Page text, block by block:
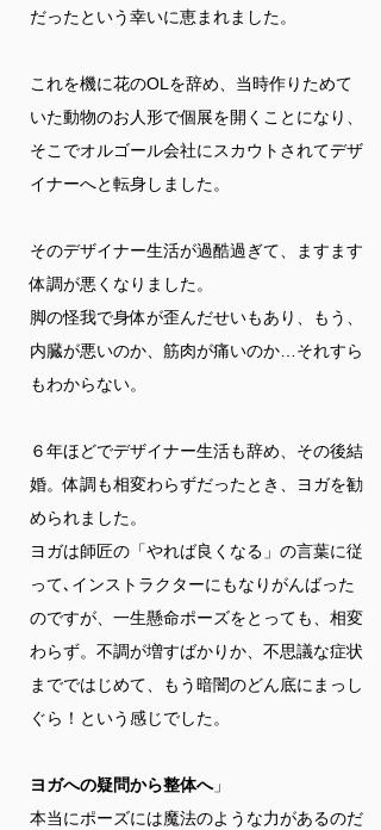
だったという幸いに恵まれました。
これを機に花のOLを辞め、当時作りためて
いた動物のお人形で個展を開くことになり、
そこでオルゴール会社にスカウトされてデザ
イナーへと転身しました。
そのデザイナー生活が過酷過ぎて、ますます
体調が悪くなりました。
脚の怪我で身体が歪んだせいもあり、もう、
内臓が悪いのか、筋肉が痛いのか…それすら
もわからない。
６年ほどでデザイナー生活も辞め、その後結
婚。体調も相変わらずだったとき、ヨガを勧
められました。
ヨガは師匠の「やれば良くなる」の言葉に従
って､インストラクターにもなりがんばった
のですが、一生懸命ポーズをとっても、相変
わらず。不調が増すばかりか、不思議な症状
までではじめて、もう暗闇のどん底にまっし
ぐら！という感じでした。
ヨガへの疑問から整体へ」
本当にポーズには魔法のような力があるのだ